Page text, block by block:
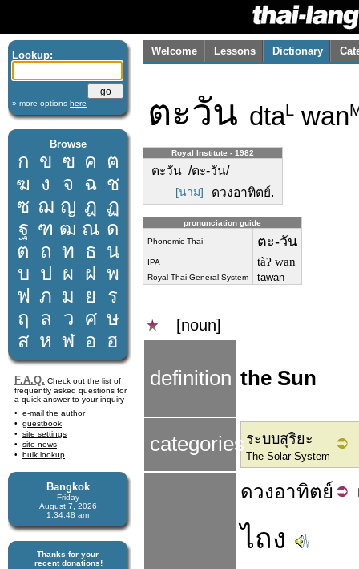
Lookup:
» more options here
Browse
ก ข ฃ ค ฅ
ฆ ง จ ฉ ช
ซ ฌ ญ ฎ ฏ
ฐ ฑ ฒ ณ ด
ต ถ ท ธ น
บ ป ผ ฝ พ
ฟ ภ ม ย
ร
ฤ
ล ว ศ ษ
ส ห ฬ อ ฮ
F.A.Q. Check out the list of
frequently asked questions for
a quick answer to your inquiry
e-mail the author
guestbook
site settings
site news
bulk lookup
Bangkok
Friday
August 7, 2026
1:34:49 am
Thanks for your
recent donations!
Welcome Lessons Dictionary
ตะวัน dtaL wan
Royal Institute - 1982
ตะวัน /ตะ-วัน/
[นาม] ดวงอาทิตย์.
pronunciation guide
Phonemic Thai ตะ-วัน
IPA tàʔ wan
Royal Thai General System tawan
[noun]
definition the Sun
categories ระบบสุริยะ
The Solar System
ดวงอาทิตย์
ไถง